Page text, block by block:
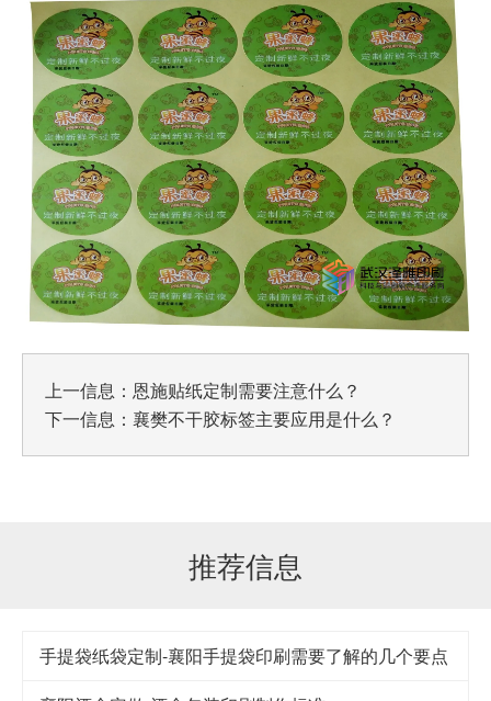
上一信息： 恩施贴纸定制需要注意什么？
下一信息： 襄樊不干胶标签主要应用是什么？
推荐信息
手提袋纸袋定制-襄阳手提袋印刷需要了解的几个要点